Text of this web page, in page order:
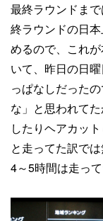
最終ラウンドま
終ラウンドの日
めるので、これ
いて、昨日の日
っぱなしだった
な」と思われて
したりヘアカッ
と走ってた訳で
4～5時間は走っ